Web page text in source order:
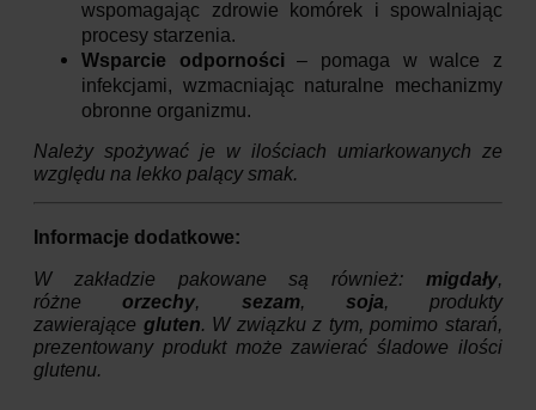
wspomagając zdrowie komórek i spowalniając
procesy starzenia.
Wsparcie odporności – pomaga w walce z
infekcjami, wzmacniając naturalne mechanizmy
obronne organizmu.
Należy spożywać je w ilościach umiarkowanych ze
względu na lekko palący smak.
Informacje dodatkowe:
W zakładzie pakowane są również: migdały,
różneorzechy, sezam, soja, produkty
zawierające gluten. W związku z tym, pomimo starań,
prezentowany produkt może zawierać śladowe ilości
glutenu.